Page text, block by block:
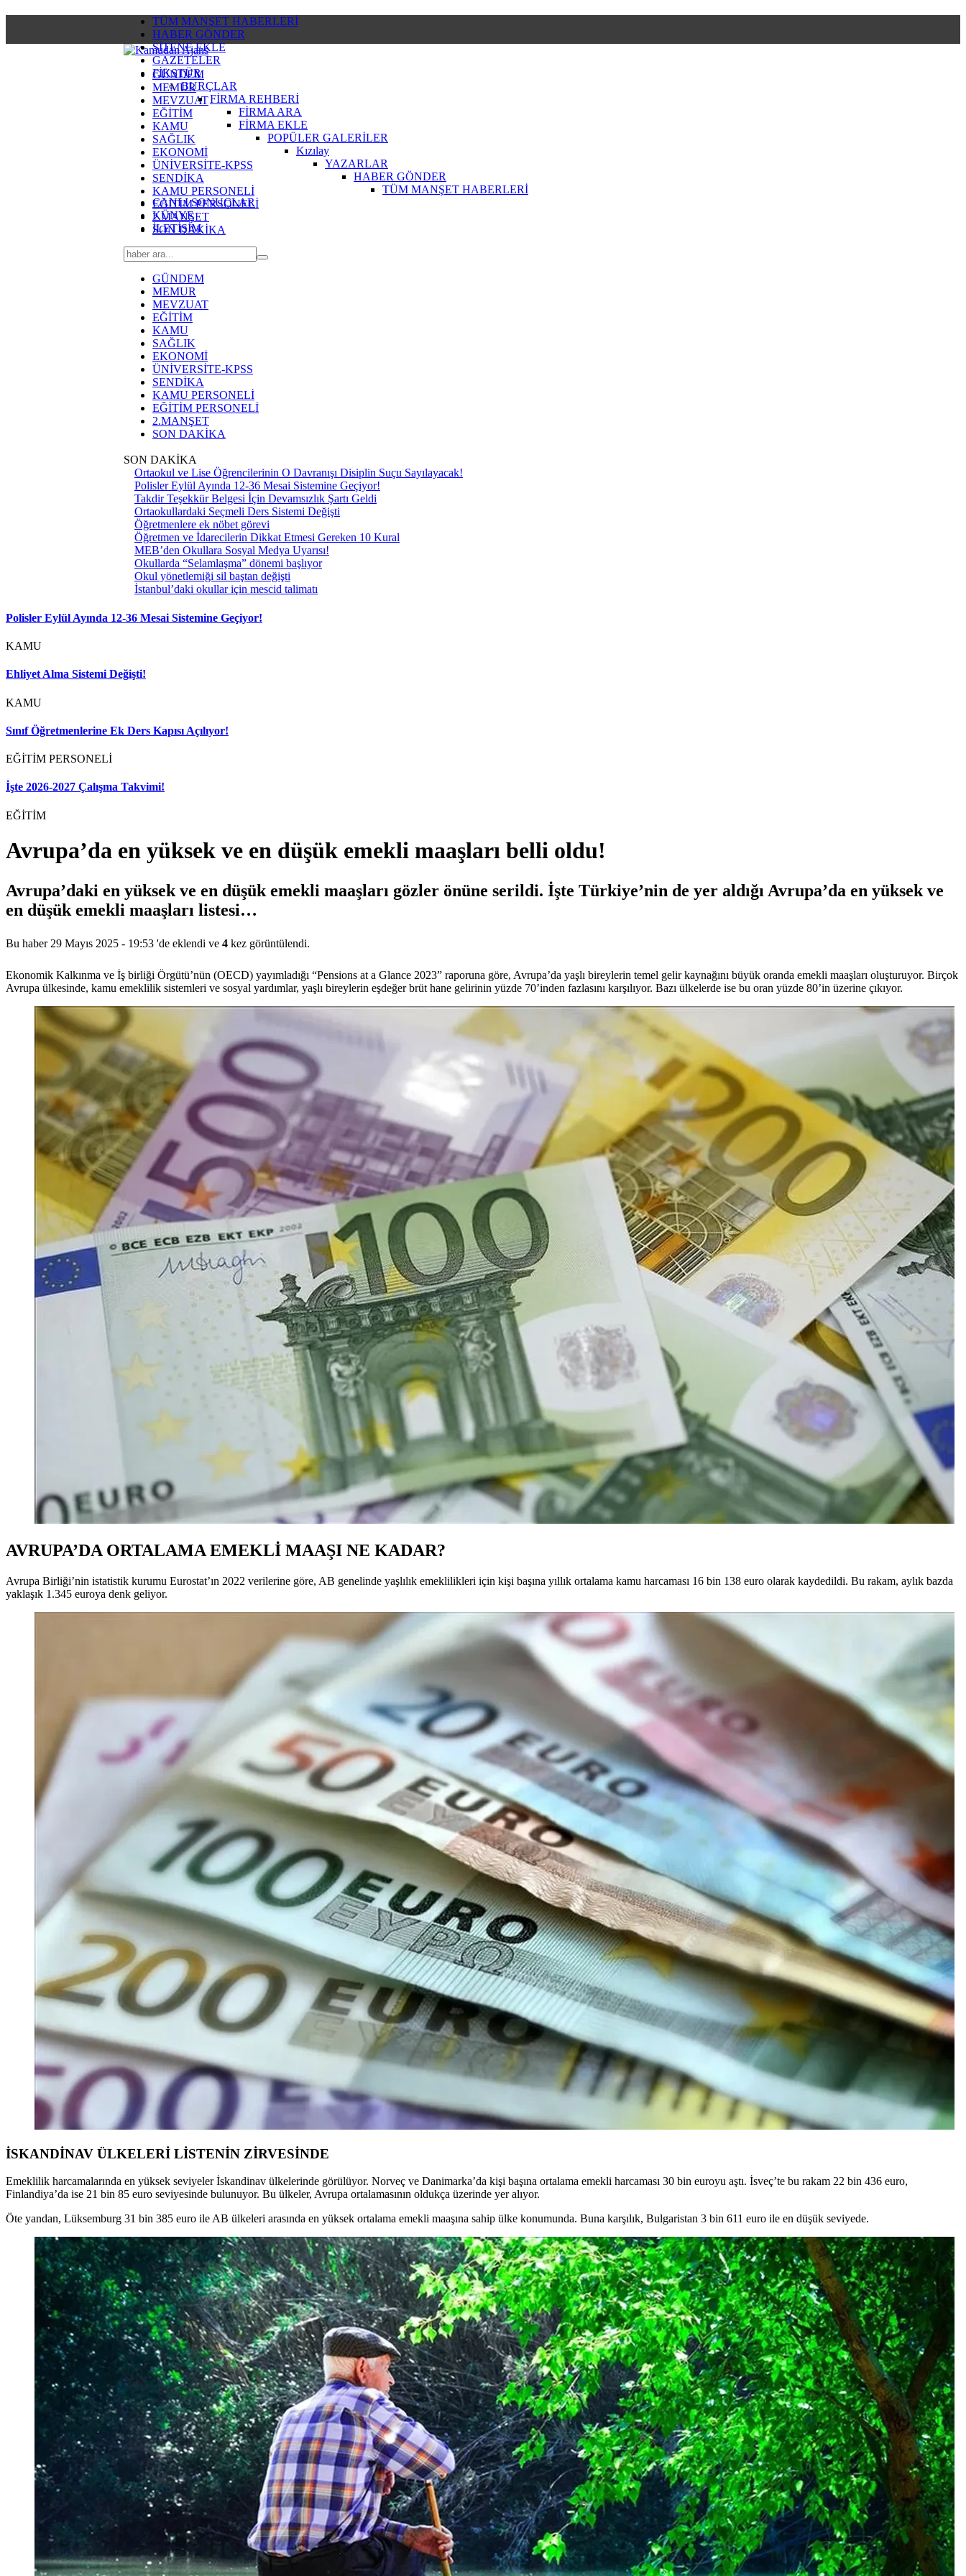
TÜM MANŞET HABERLERİ
HABER GÖNDER
SİTENE EKLE
GAZETELER
FİKSTÜR
BURÇLAR
FİRMA REHBERİ
FİRMA ARA
FİRMA EKLE
POPÜLER GALERİLER
Kızılay
YAZARLAR
HABER GÖNDER
TÜM MANŞET HABERLERİ
CANLI SONUÇLAR
KÜNYE
İLETİŞİM
GÜNDEM
MEMUR
MEVZUAT
EĞİTİM
KAMU
SAĞLIK
EKONOMİ
ÜNİVERSİTE-KPSS
SENDİKA
KAMU PERSONELİ
EĞİTİM PERSONELİ
2.MANŞET
SON DAKİKA
GÜNDEM
MEMUR
MEVZUAT
EĞİTİM
KAMU
SAĞLIK
EKONOMİ
ÜNİVERSİTE-KPSS
SENDİKA
KAMU PERSONELİ
EĞİTİM PERSONELİ
2.MANŞET
SON DAKİKA
SON DAKİKA
Ortaokul ve Lise Öğrencilerinin O Davranışı Disiplin Suçu Sayılayacak!
Polisler Eylül Ayında 12-36 Mesai Sistemine Geçiyor!
Takdir Teşekkür Belgesi İçin Devamsızlık Şartı Geldi
Ortaokullardaki Seçmeli Ders Sistemi Değişti
Öğretmenlere ek nöbet görevi
Öğretmen ve İdarecilerin Dikkat Etmesi Gereken 10 Kural
MEB’den Okullara Sosyal Medya Uyarısı!
Okullarda “Selamlaşma” dönemi başlıyor
Okul yönetlemiği sil baştan değişti
İstanbul’daki okullar için mescid talimatı
Polisler Eylül Ayında 12-36 Mesai Sistemine Geçiyor!
KAMU
Ehliyet Alma Sistemi Değişti!
KAMU
Sınıf Öğretmenlerine Ek Ders Kapısı Açılıyor!
EĞİTİM PERSONELİ
İşte 2026-2027 Çalışma Takvimi!
EĞİTİM
Avrupa’da en yüksek ve en düşük emekli maaşları belli oldu!
Avrupa’daki en yüksek ve en düşük emekli maaşları gözler önüne serildi. İşte Türkiye’nin de yer aldığı Avrupa’da en yüksek ve
en düşük emekli maaşları listesi…
Bu haber 29 Mayıs 2025 - 19:53 'de eklendi ve 4 kez görüntülendi.
Ekonomik Kalkınma ve İş birliği Örgütü’nün (OECD) yayımladığı “Pensions at a Glance 2023” raporuna göre, Avrupa’da yaşlı bireylerin temel gelir kaynağını büyük oranda emekli maaşları oluşturuyor. Birçok
Avrupa ülkesinde, kamu emeklilik sistemleri ve sosyal yardımlar, yaşlı bireylerin eşdeğer brüt hane gelirinin yüzde 70’inden fazlasını karşılıyor. Bazı ülkelerde ise bu oran yüzde 80’in üzerine çıkıyor.
AVRUPA’DA ORTALAMA EMEKLİ MAAŞI NE KADAR?
Avrupa Birliği’nin istatistik kurumu Eurostat’ın 2022 verilerine göre, AB genelinde yaşlılık emeklilikleri için kişi başına yıllık ortalama kamu harcaması 16 bin 138 euro olarak kaydedildi. Bu rakam, aylık bazda
yaklaşık 1.345 euroya denk geliyor.
İSKANDİNAV ÜLKELERİ LİSTENİN ZİRVESİNDE
Emeklilik harcamalarında en yüksek seviyeler İskandinav ülkelerinde görülüyor. Norveç ve Danimarka’da kişi başına ortalama emekli harcaması 30 bin euroyu aştı. İsveç’te bu rakam 22 bin 436 euro,
Finlandiya’da ise 21 bin 85 euro seviyesinde bulunuyor. Bu ülkeler, Avrupa ortalamasının oldukça üzerinde yer alıyor.
Öte yandan, Lüksemburg 31 bin 385 euro ile AB ülkeleri arasında en yüksek ortalama emekli maaşına sahip ülke konumunda. Buna karşılık, Bulgaristan 3 bin 611 euro ile en düşük seviyede.